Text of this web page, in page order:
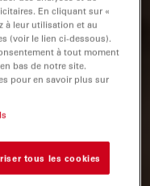
En cliquant sur «
à leur utilisation et au
(voir le lien ci-dessous).
à tout moment
bas de notre site.
pour en savoir plus sur
tous les cookies